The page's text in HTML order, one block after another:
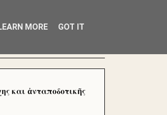
και ἀνταποδοτικῆς
MORE GOT IT